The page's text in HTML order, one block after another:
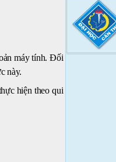
máy tính. Đối
này.
hiện theo qui